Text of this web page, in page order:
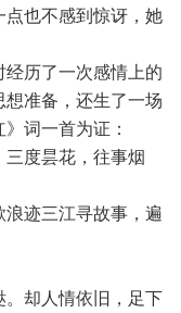
点也不感到惊讶，她
经历了一次感情上的
准备，还生了一场
词一首为证：
三度昙花，往事烟
迹三江寻故事，遍
鞑。却人情依旧，足下